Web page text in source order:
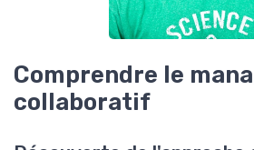
Comprendre le
collaboratif